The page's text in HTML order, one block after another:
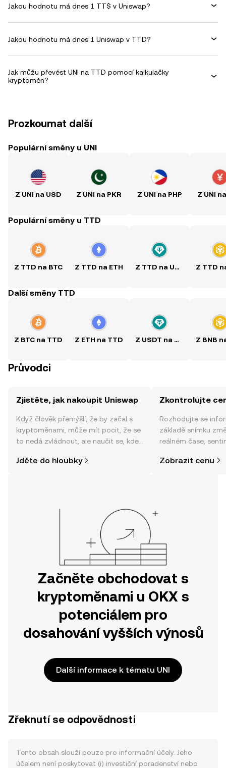
Jakou hodnotu má dnes 1 TT$ v Uniswap?
Jakou hodnotu má dnes 1 Uniswap v TTD?
Jak můžu převést UNI na TTD pomocí kalkulačky
kryptoměn?
Prozkoumat další
Populární směny u UNI
Z UNI na USD Z UNI na PKR Z UNI na PHP Z UNI
Populární směny u TTD
Z TTD na BTC Z TTD na ETH Z TTD na USDT
Další směny TTD
Z BTC na TTD Z ETH na TTD Z USDT na TTD
Průvodci
Zjistěte, jak nakoupit Uniswap
Když člověk přemýšlí, že by začal s
kryptoměnami, může mít pocit, že se
to nedá zvládnout, ale naučit se, kde
jednodušší, než si myslíte. Odstartujte
Jděte do hloubky
Zkontrolujte
Rozhodujte se
základě snímku
reálném čase,
Zobrazit cenu
Začněte obchodovat s
kryptoměnami u OKX s
potenciálem pro
dosahování vyšších výnosů
Další informace k tématu UNI
Zřeknutí se odpovědnosti
Tento obsah slouží pouze pro informační účely. Jeho
účelem není poskytovat (i) investiční poradenství nebo